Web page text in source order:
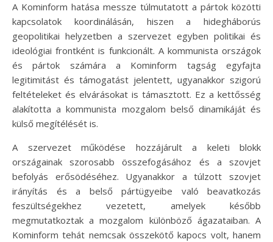
A Kominform hatása messze túlmutatott a pártok közötti
kapcsolatok koordinálásán, hiszen a hidegháborús
geopolitikai helyzetben a szervezet egyben politikai és
ideológiai frontként is funkcionált. A kommunista országok
és pártok számára a Kominform tagság egyfajta
legitimitást és támogatást jelentett, ugyanakkor szigorú
feltételeket és elvárásokat is támasztott. Ez a kettősség
alakította a kommunista mozgalom belső dinamikáját és
külső megítélését is.
A szervezet működése hozzájárult a keleti blokk
országainak szorosabb összefogásához és a szovjet
befolyás erősödéséhez. Ugyanakkor a túlzott szovjet
irányítás és a belső pártügyeibe való beavatkozás
feszültségekhez vezetett, amelyek később
megmutatkoztak a mozgalom különböző ágazataiban. A
Kominform tehát nemcsak összekötő kapocs volt, hanem